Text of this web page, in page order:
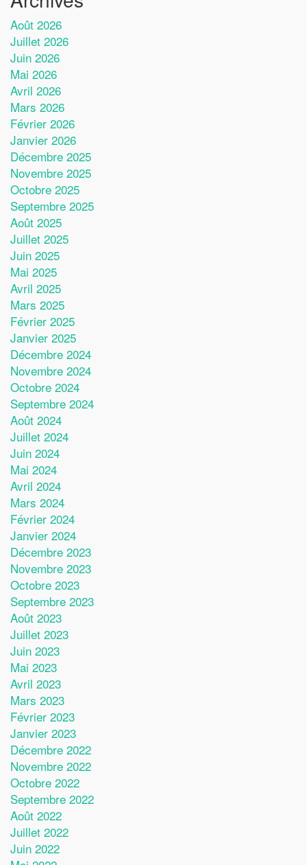
Août 2026
Juillet 2026
Juin 2026
Mai 2026
Avril 2026
Mars 2026
Février 2026
Janvier 2026
Décembre 2025
Novembre 2025
Octobre 2025
Septembre 2025
Août 2025
Juillet 2025
Juin 2025
Mai 2025
Avril 2025
Mars 2025
Février 2025
Janvier 2025
Décembre 2024
Novembre 2024
Octobre 2024
Septembre 2024
Août 2024
Juillet 2024
Juin 2024
Mai 2024
Avril 2024
Mars 2024
Février 2024
Janvier 2024
Décembre 2023
Novembre 2023
Octobre 2023
Septembre 2023
Août 2023
Juillet 2023
Juin 2023
Mai 2023
Avril 2023
Mars 2023
Février 2023
Janvier 2023
Décembre 2022
Novembre 2022
Octobre 2022
Septembre 2022
Août 2022
Juillet 2022
Juin 2022